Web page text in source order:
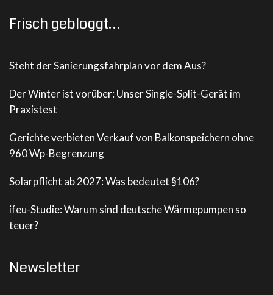
Frisch gebloggt…
Steht der Sanierungsfahrplan vor dem Aus?
Der Winter ist vorüber: Unser Single-Split-Gerät im
Praxistest
Gerichte verbieten Verkauf von Balkonspeichern ohne
960 Wp-Begrenzung
Solarpflicht ab 2027: Was bedeutet §106?
ifeu-Studie: Warum sind deutsche Wärmepumpen so
teuer?
Newsletter